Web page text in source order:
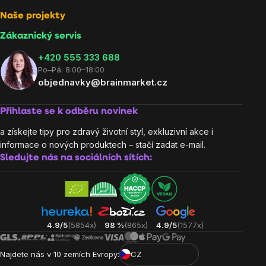
Naše projekty
Zákaznický servis
‭+420 555 333 688
Po–Pá: 8:00–18:00
objednavky@brainmarket.cz
Přihlaste se k odběru novinek
a získejte tipy pro zdravý životní styl, exkluzivní akce i
informace o nových produktech – stačí zadat e-mail.
Sledujte nás na sociálních sítích:
4.9/5(5854x) 98 %(865x) 4.9/5(1577x)
Najdete nás v 10 zemích Evropy: CZ